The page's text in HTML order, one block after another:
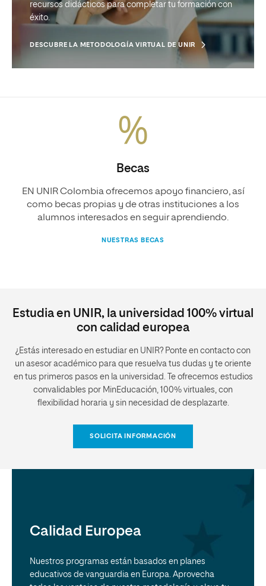
recursos didácticos para completar tu formación con
éxito.
DESCUBRE LA METODOLOGÍA VIRTUAL DE UNIR
Becas
EN UNIR Colombia ofrecemos apoyo financiero, así
como becas propias y de otras instituciones a los
alumnos interesados en seguir aprendiendo.
NUESTRAS BECAS
Estudia en UNIR, la universidad 100% virtual
con calidad europea
¿Estás interesado en estudiar en UNIR? Ponte en contacto con
un asesor académico para que resuelva tus dudas y te oriente
en tus primeros pasos en la universidad. Te ofrecemos estudios
convalidables por MinEducación, 100% virtuales, con
flexibilidad horaria y sin necesidad de desplazarte.
SOLICITA INFORMACIÓN
Calidad Europea
Nuestros programas están basados en planes
educativos de vanguardia en Europa. Aprovecha